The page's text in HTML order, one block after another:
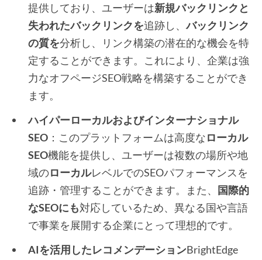
提供しており、ユーザーは新規バックリンクと
失われたバックリンクを追跡し、バックリンク
の質を分析し、リンク構築の潜在的な機会を特
定することができます。これにより、企業は強
力なオフページSEO戦略を構築することができ
ます。
ハイパーローカルおよびインターナショナル
SEO ：このプラットフォームは高度なローカル
SEO機能を提供し、ユーザーは複数の場所や地
域のローカルレベルでのSEOパフォーマンスを
追跡・管理することができます。また、 国際的
なSEOにも対応しているため、異なる国や言語
で事業を展開する企業にとって理想的です。
AIを活用したレコメンデーションBrightEdge